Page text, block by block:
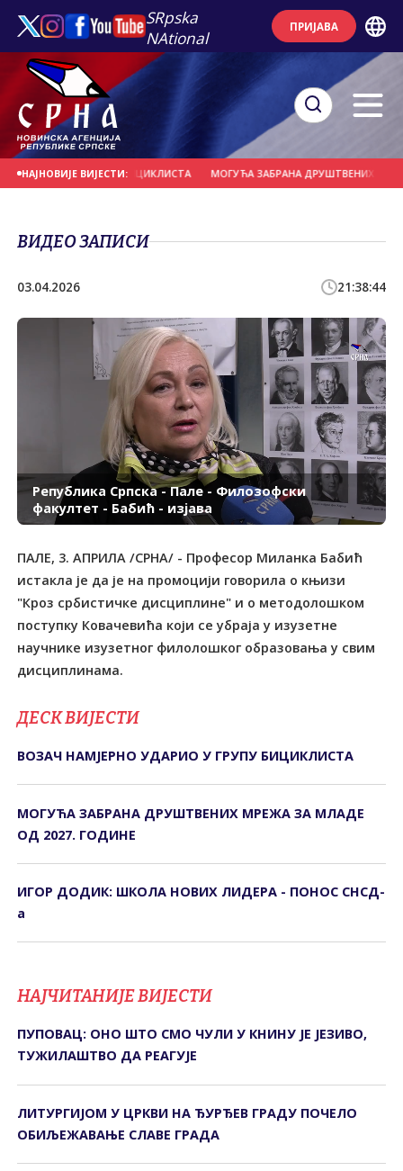
SRpska
NAtional
ПРИЈАВА
НАЈНОВИЈЕ ВИЈЕСТИ:
УДАРИО У ГРУПУ БИЦИКЛИСТА МОГУЋА ЗАБРАНА ДРУШТВЕНИХ МРЕЖА
ВИДЕО ЗАПИСИ
03.04.2026 21:38:44
Република Српска - Пале - Филозофски
факултет - Бабић - изјава
ПАЛЕ, 3. АПРИЛА /СРНА/ - Професор Миланка Бабић
истакла је да је на промоцији говорила о књизи
"Кроз србистичке дисциплине" и о методолошком
поступку Ковачевића који се убраја у изузетне
научнике изузетног филолошког образовања у свим
дисциплинама.
ДЕСК ВИЈЕСТИ
ВОЗАЧ НАМЈЕРНО УДАРИО У ГРУПУ БИЦИКЛИСТА
МОГУЋА ЗАБРАНА ДРУШТВЕНИХ МРЕЖА ЗА МЛАДЕ
ОД 2027. ГОДИНЕ
ИГОР ДОДИК: ШКОЛА НОВИХ ЛИДЕРА - ПОНОС СНСД-
а
НАЈЧИТАНИЈЕ ВИЈЕСТИ
ПУПОВАЦ: ОНО ШТО СМО ЧУЛИ У КНИНУ ЈЕ ЈЕЗИВО,
ТУЖИЛАШТВО ДА РЕАГУЈЕ
ЛИТУРГИЈОМ У ЦРКВИ НА ЂУРЂЕВ ГРАДУ ПОЧЕЛО
ОБИЉЕЖАВАЊЕ СЛАВЕ ГРАДА